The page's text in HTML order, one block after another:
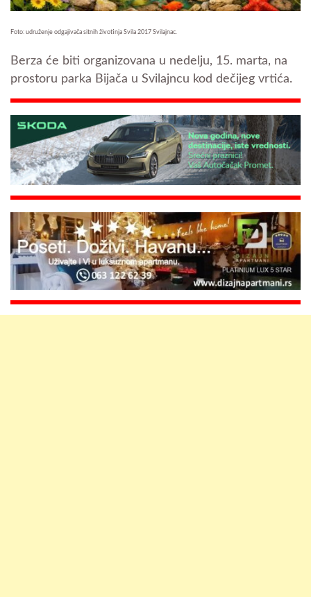
Foto: udruženje odgajivača sitnih životinja Svila 2017 Svilajnac.
Berza će biti organizovana u nedelju, 15. marta, na
prostoru parka Bijača u Svilajncu kod dečijeg vrtića.